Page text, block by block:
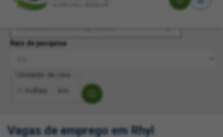
Cidade, distrito ou código postal
Raio de pesquisa
Unidade de raio
milhas
Vagas de emprego em Rhyl